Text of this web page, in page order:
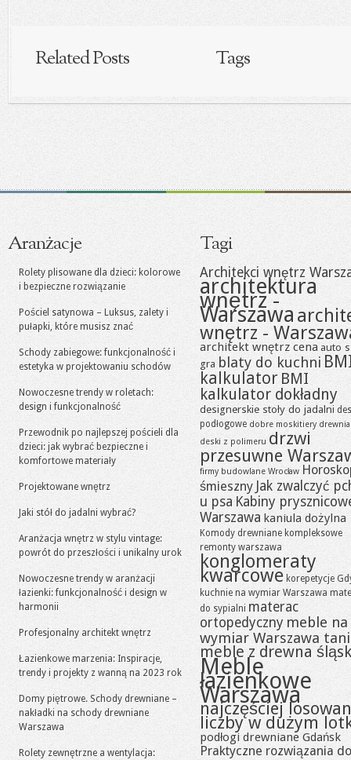
Related Posts Tags
Aranżacje
Rolety plisowane dla dzieci: kolorowe
i bezpieczne rozwiązanie
Pościel satynowa – Luksus, zalety i
pułapki, które musisz znać
Schody zabiegowe: funkcjonalność i
estetyka w projektowaniu schodów
Nowoczesne trendy w roletach:
design i funkcjonalność
Przewodnik po najlepszej pościeli dla
dzieci: jak wybrać bezpieczne i
komfortowe materiały
Projektowane wnętrz
Jaki stół do jadalni wybrać?
Aranżacja wnętrz w stylu vintage:
powrót do przeszłości i unikalny urok
Nowoczesne trendy w aranżacji
łazienki: funkcjonalność i design w
harmonii
Profesjonalny architekt wnętrz
Łazienkowe marzenia: Inspiracje,
trendy i projekty z wanną na 2023 rok
Domy piętrowe. Schody drewniane –
nakładki na schody drewniane
Warszawa
Rolety zewnętrzne a wentylacja:
Tagi
Architekci wnętrz
architektura
wnętrz -
Warszawa
wnętrz -
architekt wnętrz cena auto
gra blaty do kuchni
kalkulator BMI
kalkulator dokładny
designerskie stoły do jadalni
podłogowe dobre moskitiery
deski z polimeru drzwi
przesuwne
firmy budowlane Wrocław
śmieszny Jak zwalczyć
u psa Kabiny
Warszawa kaniula dożylna
Komody drewniane kompleksowe
remonty warszawa
konglomeraty
kwarcowe korepetycje
kuchnie na wymiar Warszawa
do sypialni materac
ortopedyczny meble na
wymiar Warszawa
meble z drewna
Meble
łazienkowe
Warszawa
najczęściej
liczby w dużym
podłogi drewniane Gdańsk
Praktyczne rozwiązania do